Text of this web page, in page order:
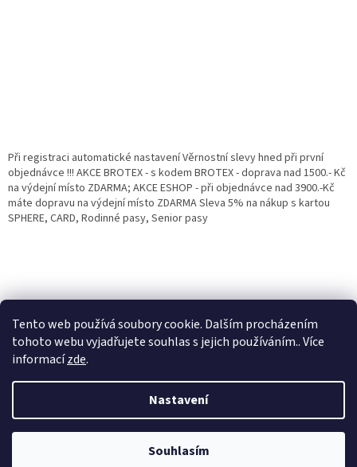
Tento web používá soubory cookie. Dalším procházením
tohoto webu vyjadřujete souhlas s jejich používáním.. Více
informacízde.
Nastavení
Souhlasím
nastavená Věrnostní sleva 3% - 10% na Všechny Vaše další nákupy. Čím
víc nakoupíte, tím větší slevu můžete získat. Vaše objednávky se sčítají.
Využít můžete i "Slevové kody" nebo DOPRAVU ZDARMA. Přejeme
příjemný nákup u nás Jana Kotasová Komárková a kolektiv pracovníků
Při registraci automatické nastavení Věrnostní slevy hned při první
objednávce !!! AKCE BROTEX - s kodem BROTEX - doprava nad 1500.- Kč
na výdejní místo ZDARMA; AKCE ESHOP - při objednávce nad 3900.-Kč
máte dopravu na výdejní místo ZDARMA Sleva 5% na nákup s kartou
SPHERE, CARD, Rodinné pasy, Senior pasy
Copyright 2026Eshop Jana. Všechna práva vyhrazena.